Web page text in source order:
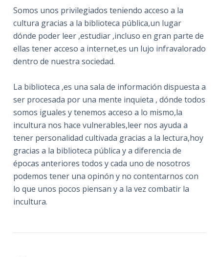
Somos unos privilegiados teniendo acceso a la
cultura gracias a la biblioteca pública,un lugar
dónde poder leer ,estudiar ,incluso en gran parte de
ellas tener acceso a internet,es un lujo infravalorado
dentro de nuestra sociedad.
La biblioteca ,es una sala de información dispuesta a
ser procesada por una mente inquieta , dónde todos
somos iguales y tenemos acceso a lo mismo,la
incultura nos hace vulnerables,leer nos ayuda a
tener personalidad cultivada gracias a la lectura,hoy
gracias a la biblioteca pública y a diferencia de
épocas anteriores todos y cada uno de nosotros
podemos tener una opinón y no contentarnos con
lo que unos pocos piensan y a la vez combatir la
incultura.